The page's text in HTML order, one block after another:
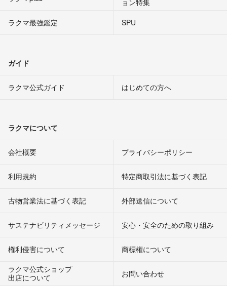
ョン特集
ラクマ最強鑑定
SPU
ガイド
ラクマ公式ガイド はじめての方へ
ラクマについて
会社概要 プライバシーポリシー
利用規約 特定商取引法に基づく表記
古物営業法に基づく表記 外部送信について
サステナビリティメッセージ 安心・安全のための取り組み
権利侵害について
商標権について
ラクマ公式ショップ
出店について
お問い合わせ